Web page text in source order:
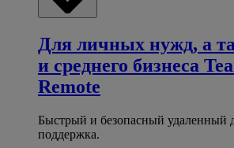
Для личных нужд, а
и среднего бизнеса
Remote
Быстрый и безопасный удаленный
поддержка.